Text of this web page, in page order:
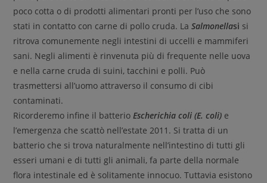
poco cotta o di prodotti alimentari pronti per l’uso che sono
stati in contatto con carne di pollo cruda. LaSalmonellasi si
ritrova comunemente negli intestini di uccelli e mammiferi
sani. Negli alimenti è rinvenuta più di frequente nelle uova
e nella carne cruda di suini, tacchini e polli. Può
trasmettersi all’uomo attraverso il consumo di cibi
contaminati.
Ricorderemo infine il batterio Escherichia coli (E. coli) e
l’emergenza che scattò nell’estate 2011. Si tratta di un
batterio che si trova naturalmente nell’intestino di tutti gli
esseri umani e di tutti gli animali, fa parte della normale
flora intestinale ed è solitamente innocuo. Tuttavia esistono